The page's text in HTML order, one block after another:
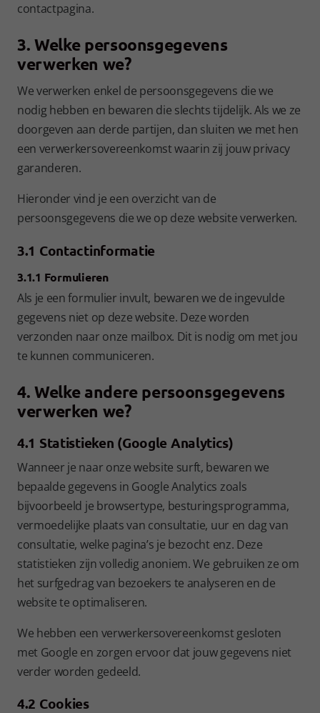
contactpagina.
3. Welke persoonsgegevens
verwerken we?
We verwerken enkel de persoonsgegevens die we
nodig hebben en bewaren die slechts tijdelijk. Als we ze
doorgeven aan derde partijen, dan sluiten we met hen
een verwerkersovereenkomst waarin zij jouw privacy
garanderen.
Hieronder vind je een overzicht van de
persoonsgegevens die we op deze website verwerken.
3.1 Contactinformatie
3.1.1 Formulieren
Als je een formulier invult, bewaren we de ingevulde
gegevens niet op deze website. Deze worden
verzonden naar onze mailbox. Dit is nodig om met jou
te kunnen communiceren.
4. Welke andere persoonsgegevens
verwerken we?
4.1 Statistieken (Google Analytics)
Wanneer je naar onze website surft, bewaren we
bepaalde gegevens in Google Analytics zoals
bijvoorbeeld je browsertype, besturingsprogramma,
vermoedelijke plaats van consultatie, uur en dag van
consultatie, welke pagina’s je bezocht enz. Deze
statistieken zijn volledig anoniem. We gebruiken ze om
het surfgedrag van bezoekers te analyseren en de
website te optimaliseren.
We hebben een verwerkersovereenkomst gesloten
met Google en zorgen ervoor dat jouw gegevens niet
verder worden gedeeld.
4.2 Cookies